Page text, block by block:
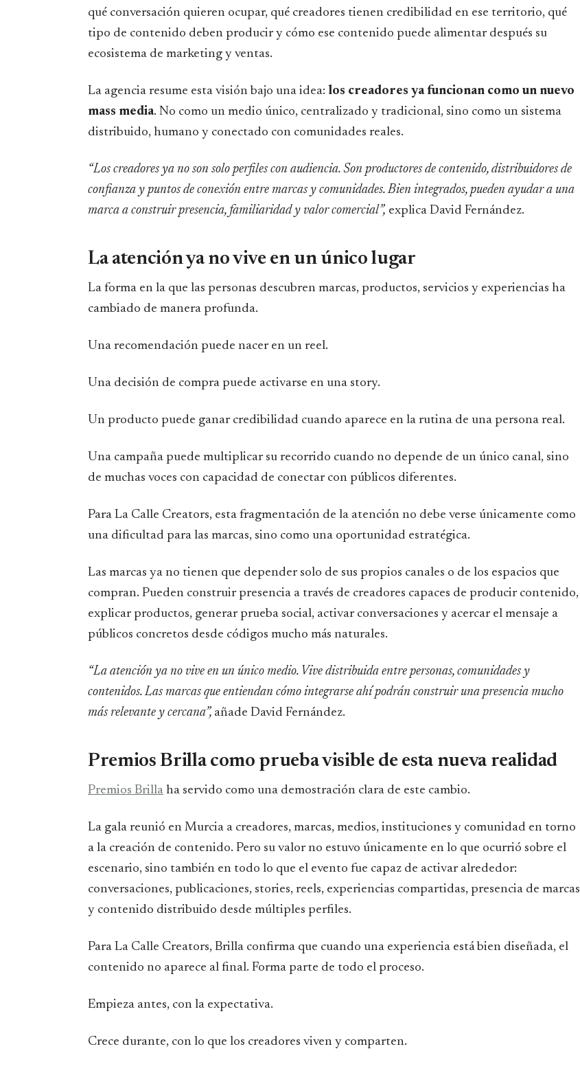
qué conversación quieren ocupar, qué creadores tienen credibilidad en ese territorio, qué
tipo de contenido deben producir y cómo ese contenido puede alimentar después su
ecosistema de marketing y ventas.
La agencia resume esta visión bajo una idea: los creadores ya funcionan como un nuevo
mass media. No como un medio único, centralizado y tradicional, sino como un sistema
distribuido, humano y conectado con comunidades reales.
“Los creadores ya no son solo perfiles con audiencia. Son productores de contenido, distribuidores de
confianza y puntos de conexión entre marcas y comunidades. Bien integrados, pueden ayudar a una
marca a construir presencia, familiaridad y valor comercial”, explica David Fernández.
La atención ya no vive en un único lugar
La forma en la que las personas descubren marcas, productos, servicios y experiencias ha
cambiado de manera profunda.
Una recomendación puede nacer en un reel.
Una decisión de compra puede activarse en una story.
Un producto puede ganar credibilidad cuando aparece en la rutina de una persona real.
Una campaña puede multiplicar su recorrido cuando no depende de un único canal, sino
de muchas voces con capacidad de conectar con públicos diferentes.
Para La Calle Creators, esta fragmentación de la atención no debe verse únicamente como
una dificultad para las marcas, sino como una oportunidad estratégica.
Las marcas ya no tienen que depender solo de sus propios canales o de los espacios que
compran. Pueden construir presencia a través de creadores capaces de producir contenido,
explicar productos, generar prueba social, activar conversaciones y acercar el mensaje a
públicos concretos desde códigos mucho más naturales.
“La atención ya no vive en un único medio. Vive distribuida entre personas, comunidades y
contenidos. Las marcas que entiendan cómo integrarse ahí podrán construir una presencia mucho
más relevante y cercana”, añade David Fernández.
Premios Brilla como prueba visible de esta nueva realidad
Premios Brilla ha servido como una demostración clara de este cambio.
La gala reunió en Murcia a creadores, marcas, medios, instituciones y comunidad en torno
a la creación de contenido. Pero su valor no estuvo únicamente en lo que ocurrió sobre el
escenario, sino también en todo lo que el evento fue capaz de activar alrededor:
conversaciones, publicaciones, stories, reels, experiencias compartidas, presencia de marcas
y contenido distribuido desde múltiples perfiles.
Para La Calle Creators, Brilla confirma que cuando una experiencia está bien diseñada, el
contenido no aparece al final. Forma parte de todo el proceso.
Empieza antes, con la expectativa.
Crece durante, con lo que los creadores viven y comparten.